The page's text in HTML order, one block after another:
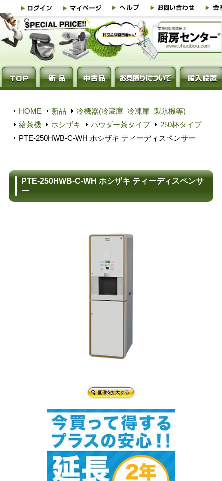
HOME 新品
冷機器(冷蔵庫_冷凍庫_製氷機等)
給茶機
ホシザキ パウダー茶タイプ
250杯タイプ
PTE-250HWB-C-WH ホシザキ ティーディスペンサー
PTE-250HWB-C-WH ホシザキ ティーディスペンサ
ー